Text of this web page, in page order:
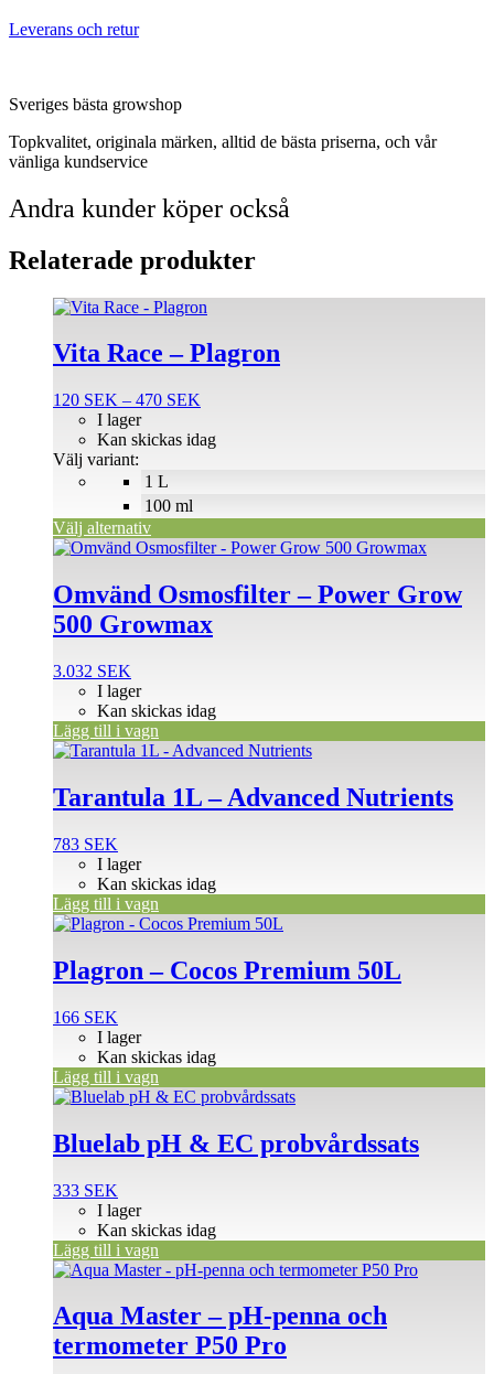
Leverans och retur
Sveriges bästa growshop
Topkvalitet, originala märken, alltid de bästa priserna, och vår
vänliga kundservice
Andra kunder köper också
Relaterade produkter
Vita Race – Plagron
120 SEK – 470 SEK
till
1 L
100 ml
I lager
Kan skickas idag
Välj variant:
Välj alternativ
Den
produkten
har
varianter.
olika
alternativen
på
produktsidan
Omvänd Osmosfilter – Power Grow
500 Growmax
3.032 SEK
I lager
Kan skickas idag
Lägg till i vagn
Tarantula 1L – Advanced Nutrients
783 SEK
I lager
Kan skickas idag
Lägg till i vagn
Plagron – Cocos Premium 50L
166 SEK
I lager
Kan skickas idag
Lägg till i vagn
Bluelab pH & EC probvårdssats
333 SEK
I lager
Kan skickas idag
Lägg till i vagn
Aqua Master – pH-penna och
termometer P50 Pro